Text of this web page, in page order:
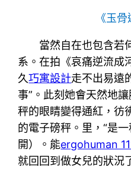
《玉
當然自在也包含若
系。在拍《哀痛逆流成
久巧寓設計走不出易遠
事”。此刻她會天然地
秤的眼睛變得通紅，彷
的電子磅秤。里，“是
開）。能ergohuman
就回回到做女兒的狀況